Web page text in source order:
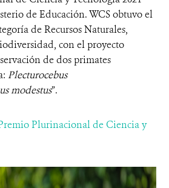
de Educación. WCS obtuvo el
de Recursos Naturales,
con el proyecto
de dos primates
Plecturocebus
modestus”.
Plurinacional de Ciencia y